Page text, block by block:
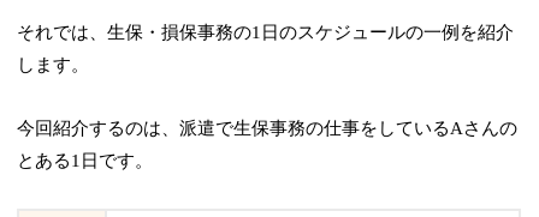
それでは、生保・損保事務の1日のスケジュールの一例を紹介
します。
今回紹介するのは、派遣で生保事務の仕事をしているAさんの
とある1日です。